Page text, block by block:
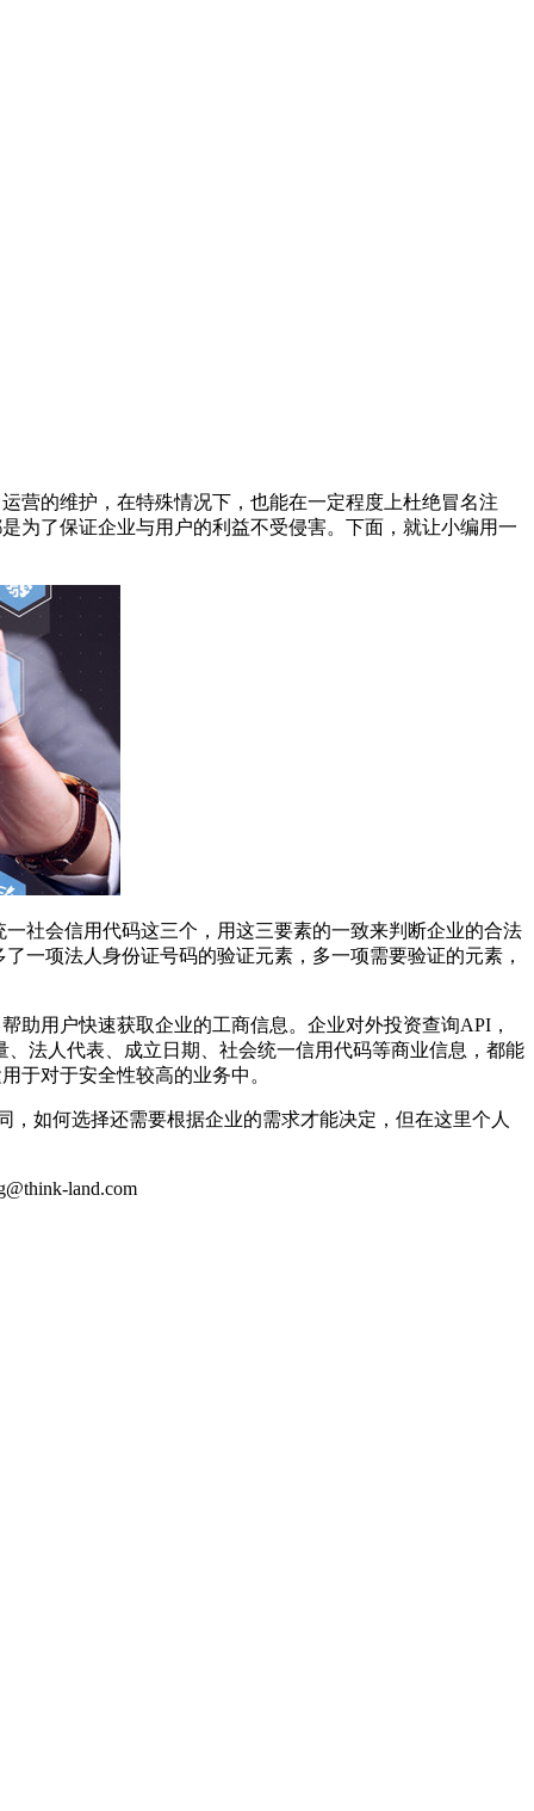
的维护，在特殊情况下，也能在一定程度上杜绝冒名注
为了保证企业与用户的利益不受侵害。下面，就让小编用一
社会信用代码这三个，用这三要素的一致来判断企业的合法
一项法人身份证号码的验证元素，多一项需要验证的元素，
用户快速获取企业的工商信息。企业对外投资查询API，
法人代表、成立日期、社会统一信用代码等商业信息，都能
于对于安全性较高的业务中。
如何选择还需要根据企业的需求才能决定，但在这里个人
land.com